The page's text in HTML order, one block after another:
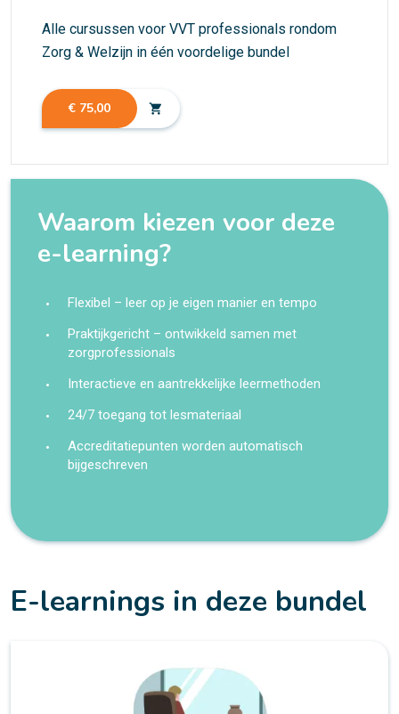
Alle cursussen voor VVT professionals rondom
Zorg & Welzijn in één voordelige bundel
€ 75,00 shopping_cart
Waarom kiezen voor deze
e-learning?
Flexibel – leer op je eigen manier en tempo
Praktijkgericht – ontwikkeld samen met
zorgprofessionals
Interactieve en aantrekkelijke leermethoden
24/7 toegang tot lesmateriaal
Accreditatiepunten worden automatisch
bijgeschreven
E-learnings in deze bundel